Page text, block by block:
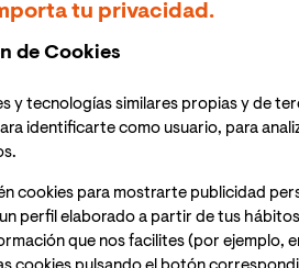
físico
. La tecnología detrás
digital de un elemento físico, a fin
o circunstancias
prototipos, hoy en día se ha
tu privacidad.
de Cookies
y tecnologías similares propias y de
identificarte como usuario, para
cookies para mostrarte publicidad
perfil elaborado a partir de tus
que nos facilites (por ejemplo,